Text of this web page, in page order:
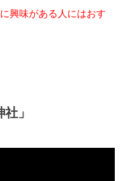
興味がある人にはおす
」